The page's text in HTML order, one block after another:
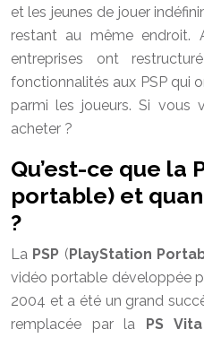
et les jeunes de jouer
restant au même endroit.
entreprises ont
fonctionnalités aux PSP qui
parmi les joueurs. Si vous
acheter ?
Qu’est-ce que la
portable) et
?
La PSP (PlayStation
vidéo portable développée
2004 et a été un grand
remplacée par la PS Vita